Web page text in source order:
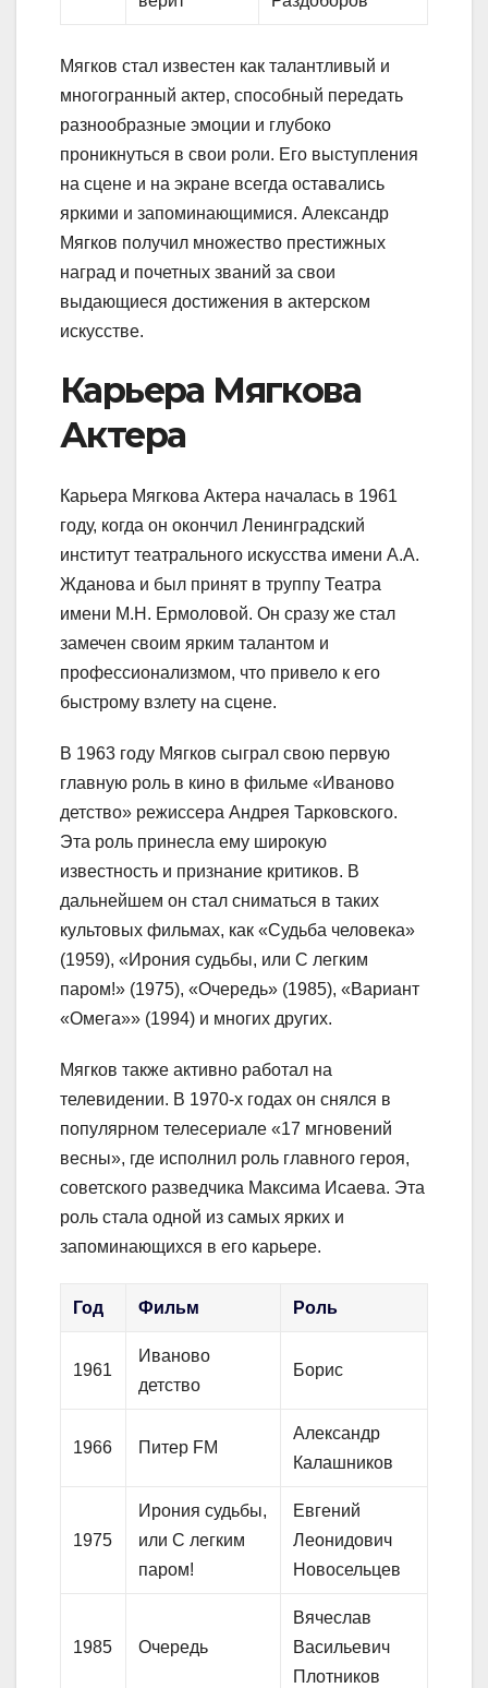
Мягков стал известен как талантливый и
многогранный актер, способный передать
разнообразные эмоции и глубоко
проникнуться в свои роли. Его выступления
на сцене и на экране всегда оставались
яркими и запоминающимися. Александр
Мягков получил множество престижных
наград и почетных званий за свои
выдающиеся достижения в актерском
искусстве.
Карьера Мягкова
Актера
Карьера Мягкова Актера началась в 1961
году, когда он окончил Ленинградский
институт театрального искусства имени А.А.
Жданова и был принят в труппу Театра
имени М.Н. Ермоловой. Он сразу же стал
замечен своим ярким талантом и
профессионализмом, что привело к его
быстрому взлету на сцене.
В 1963 году Мягков сыграл свою первую
главную роль в кино в фильме «Иваново
детство» режиссера Андрея Тарковского.
Эта роль принесла ему широкую
известность и признание критиков. В
дальнейшем он стал сниматься в таких
культовых фильмах, как «Судьба человека»
(1959), «Ирония судьбы, или С легким
паром!» (1975), «Очередь» (1985), «Вариант
«Омега»» (1994) и многих других.
Мягков также активно работал на
телевидении. В 1970-х годах он снялся в
популярном телесериале «17 мгновений
весны», где исполнил роль главного героя,
советского разведчика Максима Исаева. Эта
роль стала одной из самых ярких и
запоминающихся в его карьере.
Год Фильм Роль
1961
Иваново
детство
Борис
1966 Питер FM
Александр
Калашников
1975
Ирония судьбы,
или С легким
паром!
Евгений
Леонидович
Новосельцев
1985 Очередь
Вячеслав
Васильевич
Плотников